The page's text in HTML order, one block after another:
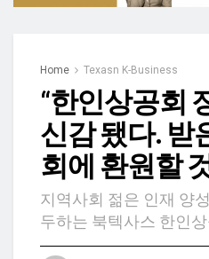
Home Texasn K-Business
“한인상공회
신감 됐다. 받
회에 환원할
지역사회 젊은 인재 양
두하는 북텍사스 한인